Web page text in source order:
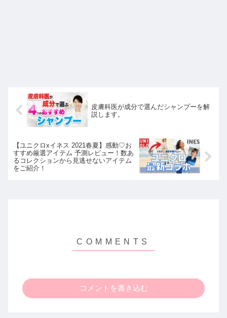
皮膚科医が成分で選んだシャンプーを解
説します。
【ユニクロxイネス 2021春夏】感動♡お
すすめ厳選アイテム 予測レビュー！数あ
るコレクションから見逃せないアイテム
をご紹介！
コメントを書き込む